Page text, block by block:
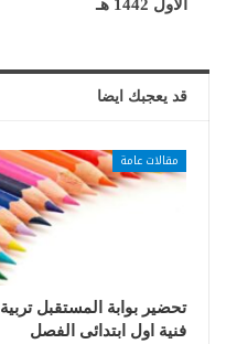
الأول 1442 هـ
قد يعجبك ايضا
مقالات عامة
تحضير بوابة المستقبل تربية
فنية اول ابتدائى الفصل